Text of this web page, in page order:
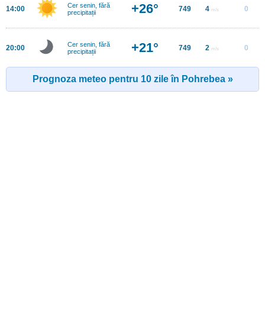
14:00
Cer senin, fără
precipitații
+26° 749 4 m/s 0
20:00
Cer senin, fără
precipitații
+21° 749 2 m/s 0
Prognoza meteo pentru 10 zile în Pohrebea »